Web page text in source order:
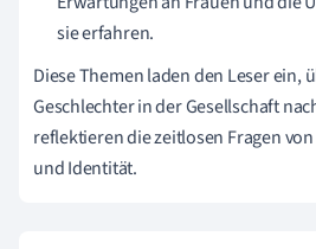
sie erfahren.
Diese Themen laden den Leser ein,
Geschlechter in der Gesellschaft
reflektieren die zeitlosen Fragen
und Identität.